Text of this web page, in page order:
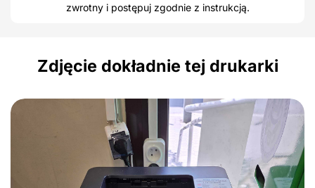
zwrotny i postępuj zgodnie z instrukcją.
Zdjęcie dokładnie tej drukarki